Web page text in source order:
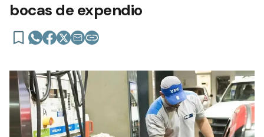
bocas de expendio